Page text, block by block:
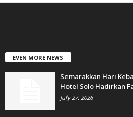
EVEN MORE NEWS
Semarakkan Hari
Hotel Solo Hadirkan
July 27, 2026